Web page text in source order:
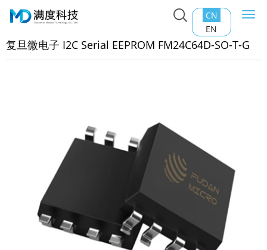
CN
EN
主页>产品中心>EEPROM
复旦微电子 I2C Serial
复旦微电子 I2C Serial EEPROM FM24C64D-SO-T-G